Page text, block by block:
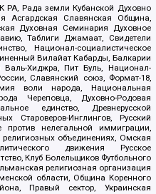
РА, Рада земли Кубанской Духовно
Асгардская Славянская Община,
Духовная Семинария Духовное
Таблиги Джамаат, Свидетели
Национал-социалистическое
Вилайат Кабарды, Балкарии
Хиджра, Пит Буль, Национал-
Славянский союз, Формат-18,
воли народа, Национальная
Череповца, Духовно-Родовая
единство, Древнерусской
Староверов-Инглингов, Русский
нелегальной иммиграции,
объединениях, Омская
движения Русское
Клуб Болельщиков Футбольного
религиозная организация
области, Община Коренного
Правый сектор, Украинская